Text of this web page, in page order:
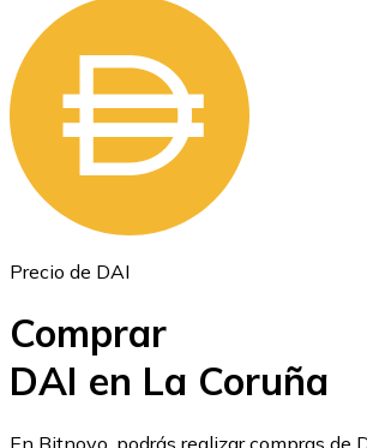
ETH
USD Coin
Precio de DAI
Comprar
DAI en La Coruña
En Bitnovo, podrás realizar compras de